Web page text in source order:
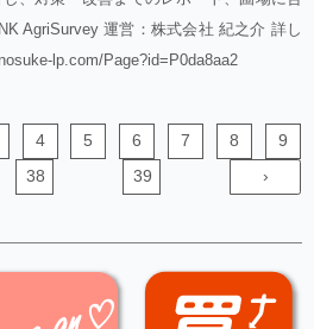
AgriSurvey 運営：株式会社 紀之介 詳し
lp.com/Page?id=P0da8aa2
4 5 6 7 8
9
38 39 ›